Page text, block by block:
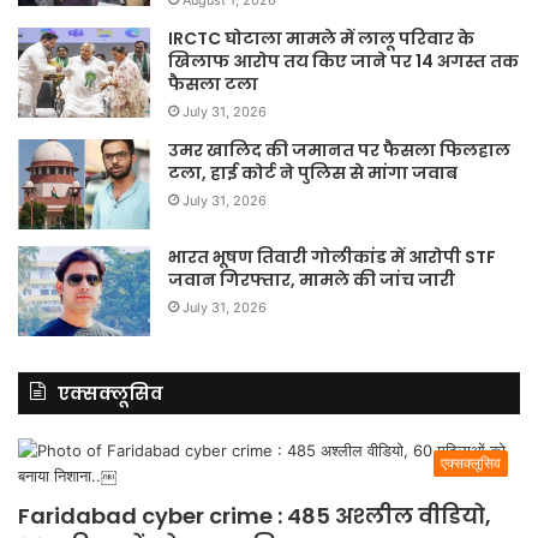
IRCTC घोटाला मामले में लालू परिवार के
खिलाफ आरोप तय किए जाने पर 14 अगस्त तक
फैसला टला
July 31, 2026
उमर खालिद की जमानत पर फैसला फिलहाल
टला, हाई कोर्ट ने पुलिस से मांगा जवाब
July 31, 2026
भारत भूषण तिवारी गोलीकांड में आरोपी STF
जवान गिरफ्तार, मामले की जांच जारी
July 31, 2026
एक्सक्लूसिव
एक्सक्लूसिव
Faridabad cyber crime : 485 अश्लील वीडियो,